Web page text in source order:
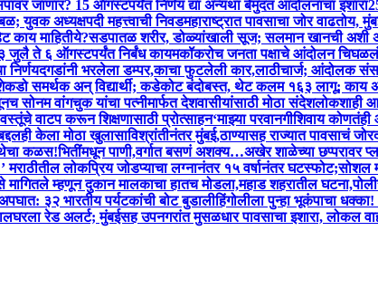
जाणार? 15 ऑगस्टपर्यंत निर्णय द्या अन्यथा बेमुदत आंदोलनाचा इशारा
युवक अध्यक्षपदी महत्त्वाची निवडमहाराष्ट्रात पावसाचा जोर वाढतोय,
काय माहितीये?सडपातळ शरीर, डोळ्यांखाली सूज; सलमान खानची अशी
जुलै ते ६ ऑगस्टपर्यंत निर्बंध कायमकॉकरोच जनता पक्षाचे आंदोलन
निर्णयदगडांनी भरलेला डम्पर,काचा फुटलेली कार,लाठीचार्ज; आंदोलक
समर्थक अन् विद्यार्थी; कडेकोट बंदोबस्त, थेट कलम १६३ लागू; काय
सोनम वांगचुक यांचा पत्नीमार्फत देशवासीयांसाठी मोठा संदेशलोकशाही
वाटप करून शिक्षणासाठी प्रोत्साहन‘माझ्या परवानगीशिवाय
केला मोठा खुलासाविश्रांतीनंतर मुंबई,ठाण्यासह राज्यात पावसाचं
कळस!भितींमधून पाणी,वर्गात बसणं अशक्य…अखेर शाळेच्या छप्परावर
लोकप्रिय जोडप्याचा लग्नानंतर १५ वर्षानंतर घटस्फोट;सोशल
मागितले म्हणून दुकान मालकाचा हातच मोडला,महाड शहरातील
३२ भारतीय पर्यटकांची बोट बुडालीहिंगोलीला पुन्हा भूकंपाचा
रेड अलर्ट; मुंबईसह उपनगरांत मुसळधार पावसाचा इशारा, लोकल